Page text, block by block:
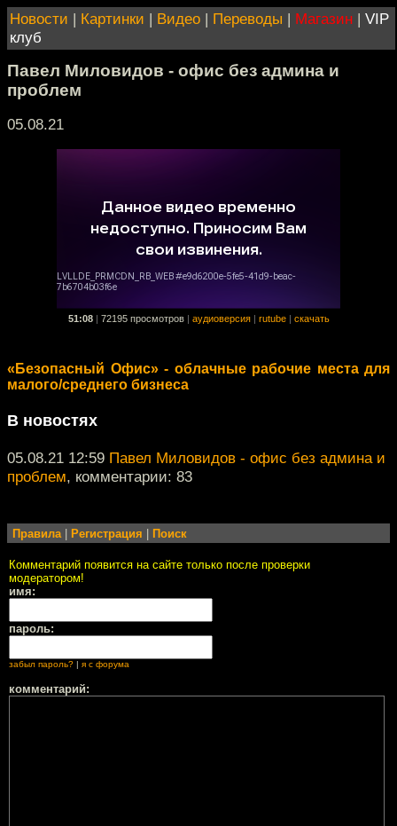
Новости | Картинки | Видео | Переводы | Магазин | VIP
клуб
Павел Миловидов - офис без админа и
проблем
05.08.21
51:08 72195 просмотров аудиоверсия rutube скачать
«Безопасный Офис» - облачные рабочие места для
малого/среднего бизнеса
В новостях
05.08.21 12:59 Павел Миловидов - офис без админа и
проблем, комментарии: 83
Правила| Регистрация Поиск
Комментарий появится на сайте только после проверки
модератором!
имя:
пароль:
забыл пароль? я с форума
комментарий: